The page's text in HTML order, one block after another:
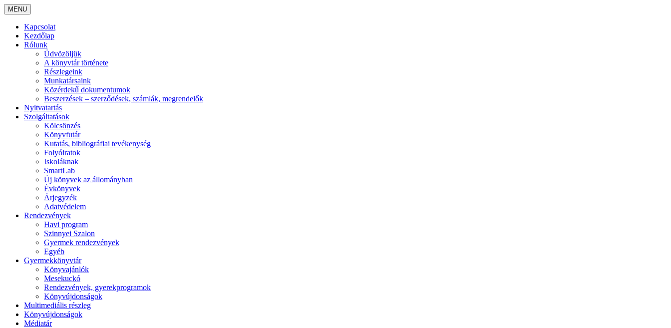
MENU
Kapcsolat
Kezdőlap
Rólunk
Üdvözöljük
A könyvtár története
Részlegeink
Munkatársaink
Közérdekű dokumentumok
Beszerzések – szerződések, számlák, megrendelők
Nyitvatartás
Szolgáltatások
Kölcsönzés
Könyvfutár
Kutatás, bibliográfiai tevékenység
Folyóiratok
Iskoláknak
SmartLab
Új könyvek az állományban
Évkönyvek
Árjegyzék
Adatvédelem
Rendezvények
Havi program
Szinnyei Szalon
Gyermek rendezvények
Egyéb
Gyermekkönyvtár
Könyvajánlók
Mesekuckó
Rendezvények, gyerekprogramok
Könyvújdonságok
Multimediális részleg
Könyvújdonságok
Médiatár